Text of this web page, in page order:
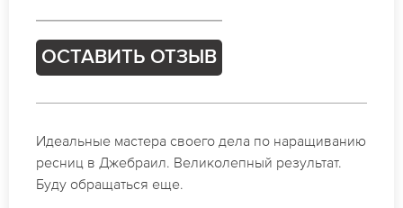
ОСТАВИТЬ ОТЗЫВ
Спасибо огромное. Заказывала наращивание
ресниц в Джебраил для мероприятия. За 2 часа
все было готово.